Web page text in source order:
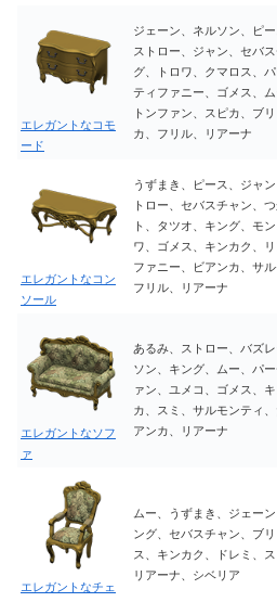
エレガントなコモ
ード
ジェーン、ネルソン、ピ
ストロー、ジャン、セバ
グ、トロワ、クマロス、
ティファニー、ゴメス、
トンファン、スピカ、ブ
カ、フリル、リアーナ
エレガントなコン
ソール
うずまき、ピース、ジャ
トロー、セバスチャン、
ト、タツオ、キング、モ
ワ、ゴメス、キンカク、
ファニー、ビアンカ、サ
フリル、リアーナ
エレガントなソフ
ァ
あるみ、ストロー、バズ
ソン、キング、ムー、パ
ァン、ユメコ、ゴメス、
カ、スミ、サルモンティ
アンカ、リアーナ
エレガントなチェ
ムー、うずまき、ジェー
ング、セバスチャン、ブ
ス、キンカク、ドレミ、
リアーナ、シベリア